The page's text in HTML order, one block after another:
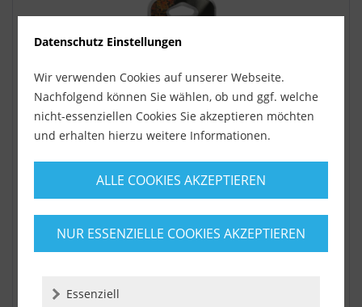
Modelle / Rubi-Artikelnr.: 01900 Für die anspruchsvollsten
keramischen Materialien bietet...
Datenschutz Einstellungen
Wir verwenden Cookies auf unserer Webseite.
Nachfolgend können Sie wählen, ob und ggf. welche
nicht-essenziellen Cookies Sie akzeptieren möchten
und erhalten hierzu weitere Informationen.
ALLE COOKIES AKZEPTIEREN
NUR ESSENZIELLE COOKIES AKZEPTIEREN
Essenziell